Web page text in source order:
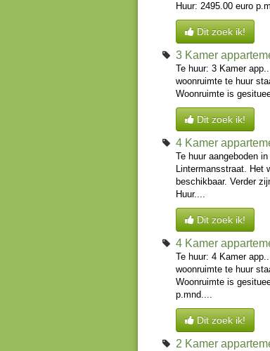
Huur: 2495.00 euro
Dit zoek ik!
3 Kamer
Te huur: 3 Kamer
woonruimte te huur
Woonruimte is
Dit zoek ik!
4 Kamer
Te huur aangeboden
Lintermansstraat. Het
beschikbaar. Verder
Huur....
Dit zoek ik!
4 Kamer
Te huur: 4 Kamer
woonruimte te huur
Woonruimte is
p.mnd....
Dit zoek ik!
2 Kamer